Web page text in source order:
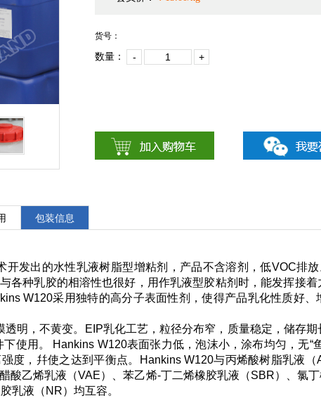
货号：
数量： - 1 +
包装信息
开发出的水性乳液树脂型增粘剂，产品不含溶剂，低VOC排
各种乳胶的相溶性也很好，用作乳液型胶粘剂时，能发挥接
W120采用独特的高分子表面性剂，使得产品乳化性质好、
透明，不黄变。EIP乳化工艺，粒径分布窄，质量稳定，储存
使用。 Hankins W120表面张力低，泡沫小，涂布均匀，无“
度，幷使之达到平衡点。Hankins W120与丙烯酸树脂乳液（
酸乙烯乳液（VAE）、苯乙烯-丁二烯橡胶乳液（SBR）、氯
乳液（NR）均互容。